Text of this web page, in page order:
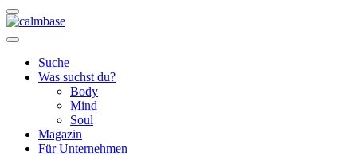
Suche
Was suchst du?
Body
Mind
Soul
Magazin
Für Unternehmen